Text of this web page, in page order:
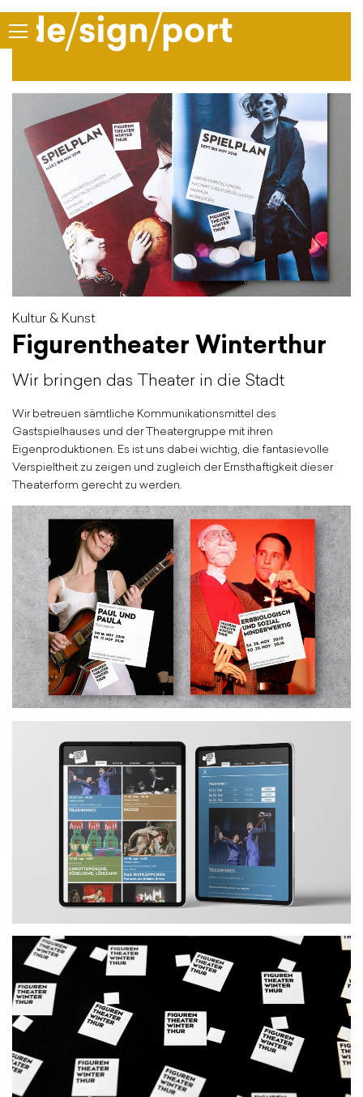
Kultur & Kunst
Figurentheater Winterthur
Wir bringen das Theater in die Stadt
Wir betreuen sämtliche Kommunikationsmittel des
Gastspielhauses und der Theatergruppe mit ihren
Eigenproduktionen. Es ist uns dabei wichtig, die fantasievolle
Verspieltheit zu zeigen und zugleich der Ernsthaftigkeit dieser
Theaterform gerecht zu werden.